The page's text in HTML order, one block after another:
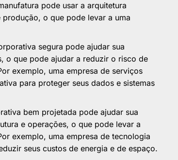
pode usar a arquitetura
o que pode levar a uma
segura pode ajudar sua
o que pode ajudar a reduzir o risco de
exemplo, uma empresa de serviços
para proteger seus dados e sistemas
bem projetada pode ajudar sua
e operações, o que pode levar a
exemplo, uma empresa de tecnologia
seus custos de energia e de espaço.